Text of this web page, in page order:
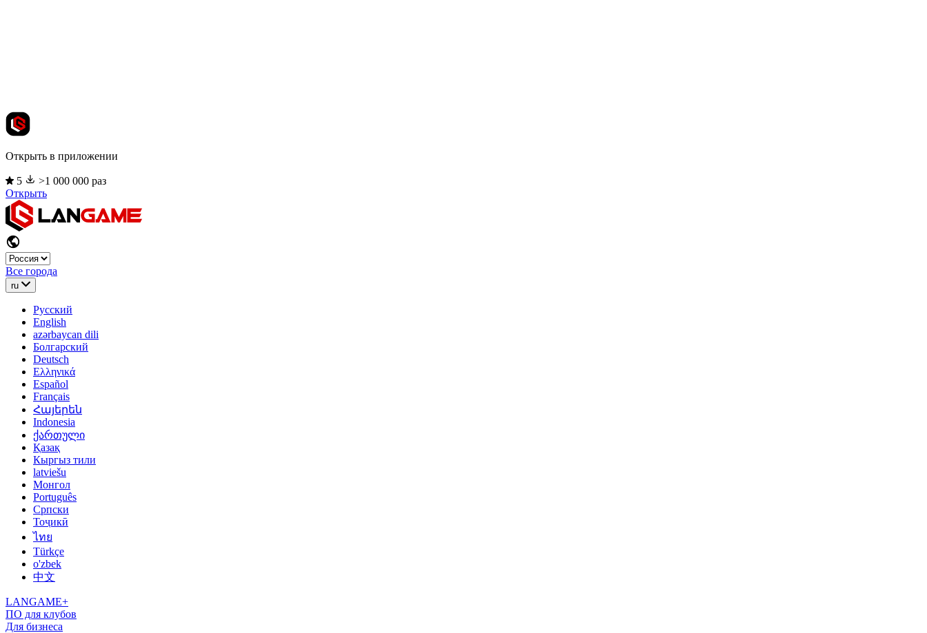
Открыть в приложении
5
>1 000 000 раз
Открыть
Все города
ru
Русский
English
azərbaycan dili
Болгарский
Deutsch
Ελληνικά
Español
Français
Հայերեն
Indonesia
ქართული
Қазақ
Кыргыз тили
latviešu
Монгол
Português
Српски
Тоҷикӣ
ไทย
Türkçe
o'zbek
中文
LANGAME+
ПО для клубов
Для бизнеса